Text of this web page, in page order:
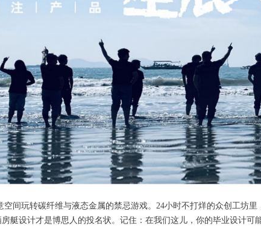
玩转碳纤维与液态金属的禁忌游戏。24小时不打烊的众创工坊
艇设计才是博思人的投名状。记住：在我们这儿，你的毕业设计